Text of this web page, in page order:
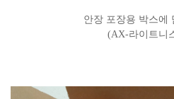
안장 포장용 박스에
(AX-라이트니